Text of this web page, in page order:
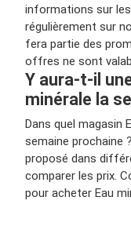
informations sur
régulièrement sur
fera partie des
offres ne sont
Y aura-t-il
minérale la
Dans quel magasin
semaine prochaine
proposé dans
comparer les prix.
pour acheter Eau